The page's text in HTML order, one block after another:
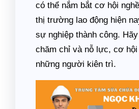
có thể nắm bắt cơ hội
thị trường lao động hiện
sự nghiệp thành công.
chăm chỉ và nỗ lực, cơ
những người kiên trì.